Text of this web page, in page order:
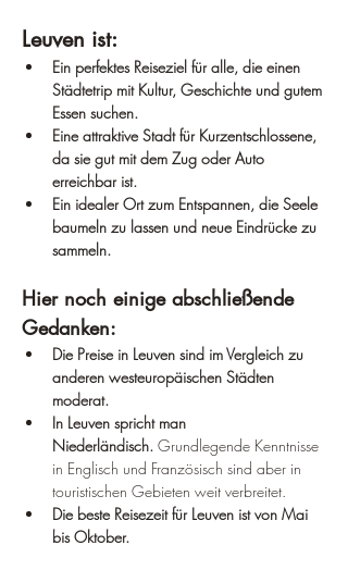
Leuven ist:
Ein perfektes Reiseziel für alle, die einen
Städtetrip mit Kultur, Geschichte und gutem
Essen suchen.
Eine attraktive Stadt für Kurzentschlossene,
da sie gut mit dem Zug oder Auto
erreichbar ist.
Ein idealer Ort zum Entspannen, die Seele
baumeln zu lassen und neue Eindrücke zu
sammeln.
Hier noch einige abschließende
Gedanken:
Die Preise in Leuven sind im Vergleich zu
anderen westeuropäischen Städten
moderat.
In Leuven spricht man
Niederländisch. Grundlegende Kenntnisse
in Englisch und Französisch sind aber in
touristischen Gebieten weit verbreitet.
Die beste Reisezeit für Leuven ist von Mai
bis Oktober.